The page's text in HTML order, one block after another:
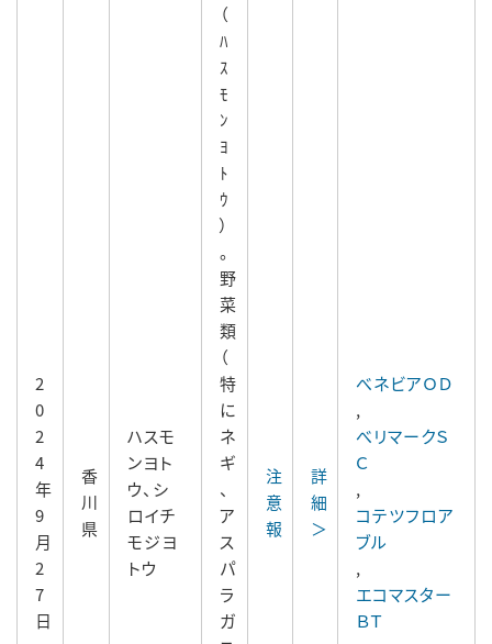
2
0
2
4
年
9
月
2
7
日
香
川
県
ハスモ
ンヨト
ウ、シ
ロイチ
モジヨ
トウ
（
ﾊ
ｽ
ﾓ
ﾝ
ﾖ
ﾄ
ｳ
）
。
野
菜
類
（
特
に
ネ
ギ
、
ア
ス
パ
ラ
ガ
注
意
報
詳
細
＞
べネビアＯＤ
,
べリマークＳ
Ｃ
,
コテツフロア
ブル
,
エコマスター
ＢＴ